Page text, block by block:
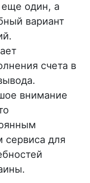
еще один, а
вариант
счета в
внимание
сервиса для